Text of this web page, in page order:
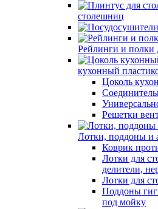
столешниц
Рейлинги и полки
кухонный
Цоколь
Решетки
Лотки, поддоны и
Коврик
Лотки для
делители,
Лотки для
Поддоны
под мойку